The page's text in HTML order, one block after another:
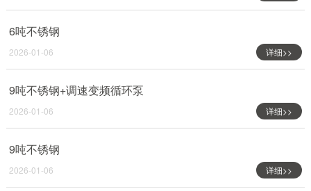
6吨不锈钢
2026-01-06 详细>>
9吨不锈钢+调速变频循环泵
2026-01-06 详细>>
9吨不锈钢
2026-01-06 详细>>